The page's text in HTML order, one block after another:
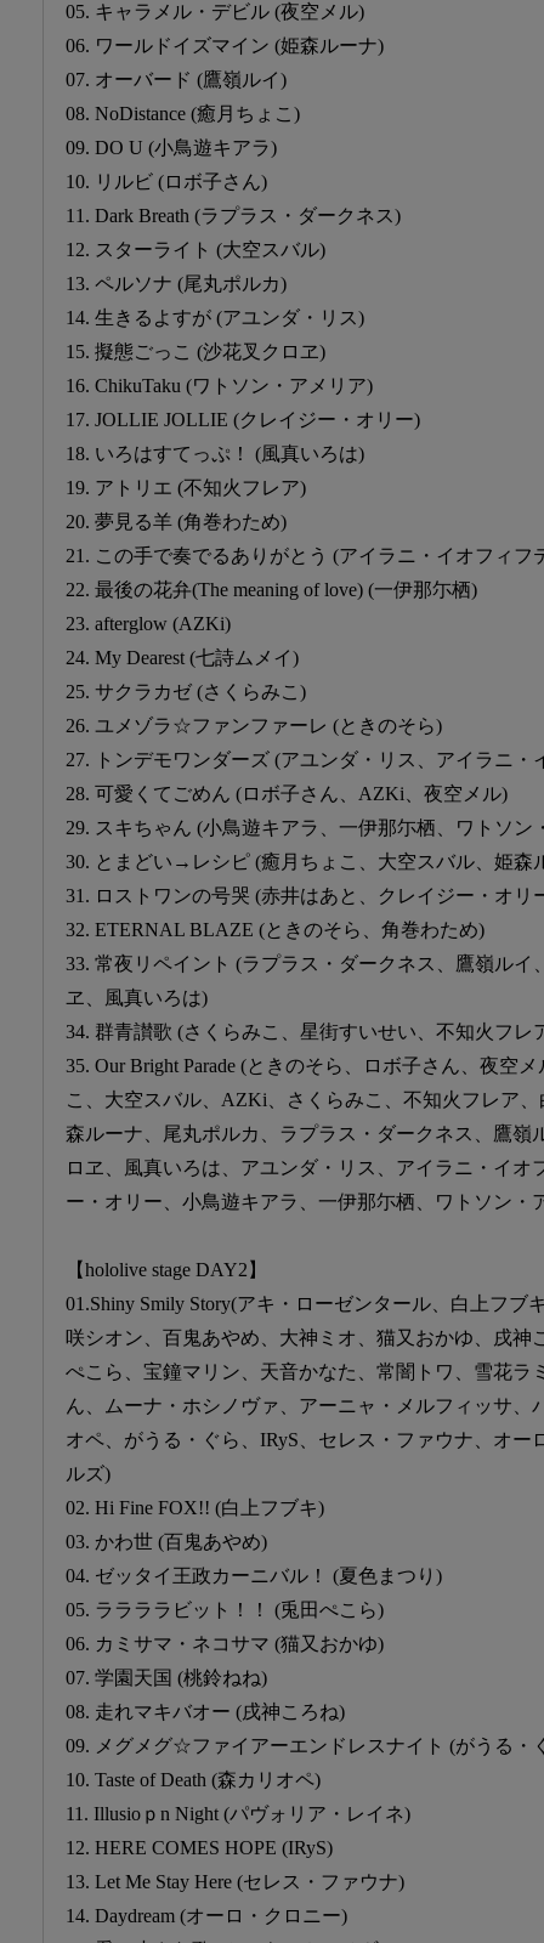
05. キャラメル・デビル (夜空メル)
06. ワールドイズマイン (姫森ルーナ)
07. オーバード (鷹嶺ルイ)
08. NoDistance (癒月ちょこ)
09. DO U (小鳥遊キアラ)
10. リルビ (ロボ子さん)
11. Dark Breath (ラプラス・ダークネス)
12. スターライト (大空スバル)
13. ペルソナ (尾丸ポルカ)
14. 生きるよすが (アユンダ・リス)
15. 擬態ごっこ (沙花叉クロヱ)
16. ChikuTaku (ワトソン・アメリア)
17. JOLLIE JOLLIE (クレイジー・オリー)
18. いろはすてっぷ！ (風真いろは)
19. アトリエ (不知火フレア)
20. 夢見る羊 (角巻わため)
21. この手で奏でるありがとう (アイラニ・イオフィフ
22. 最後の花弁(The meaning of love) (一伊那尓栖)
23. afterglow (AZKi)
24. My Dearest (七詩ムメイ)
25. サクラカゼ (さくらみこ)
26. ユメゾラ☆ファンファーレ (ときのそら)
27. トンデモワンダーズ (アユンダ・リス、アイラニ・
28. 可愛くてごめん (ロボ子さん、AZKi、夜空メル)
29. スキちゃん (小鳥遊キアラ、一伊那尓栖、ワトソン
30. とまどい→レシピ (癒月ちょこ、大空スバル、姫森
31. ロストワンの号哭 (赤井はあと、クレイジー・オリ
32. ETERNAL BLAZE (ときのそら、角巻わため)
33. 常夜リペイント (ラプラス・ダークネス、鷹嶺ルイ
ヱ、風真いろは)
34. 群青讃歌 (さくらみこ、星街すいせい、不知火フレ
35. Our Bright Parade (ときのそら、ロボ子さん、夜空
こ、大空スバル、AZKi、さくらみこ、不知火フレア
森ルーナ、尾丸ポルカ、ラプラス・ダークネス、鷹嶺
ロヱ、風真いろは、アユンダ・リス、アイラニ・イオ
ー・オリー、小鳥遊キアラ、一伊那尓栖、ワトソン・
【hololive stage DAY2】
01.Shiny Smily Story(アキ・ローゼンタール、白上フブ
咲シオン、百鬼あやめ、大神ミオ、猫又おかゆ、戌神
ぺこら、宝鐘マリン、天音かなた、常闇トワ、雪花ラ
ん、ムーナ・ホシノヴァ、アーニャ・メルフィッサ、
オペ、がうる・ぐら、IRyS、セレス・ファウナ、オー
ルズ)
02. Hi Fine FOX!! (白上フブキ)
03. かわ世 (百鬼あやめ)
04. ゼッタイ王政カーニバル！ (夏色まつり)
05. ララララビット！！ (兎田ぺこら)
06. カミサマ・ネコサマ (猫又おかゆ)
07. 学園天国 (桃鈴ねね)
08. 走れマキバオー (戌神ころね)
09. メグメグ☆ファイアーエンドレスナイト (がうる・
10. Taste of Death (森カリオペ)
11. Illusioｐn Night (パヴォリア・レイネ)
12. HERE COMES HOPE (IRyS)
13. Let Me Stay Here (セレス・ファウナ)
14. Daydream (オーロ・クロニー)